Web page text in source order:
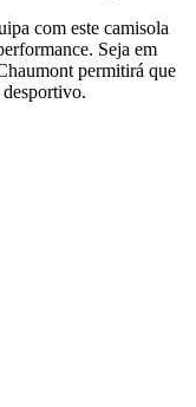
com este camisola
Seja em
permitirá que